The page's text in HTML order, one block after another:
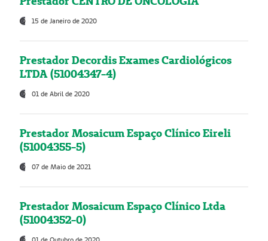
15 de Janeiro de 2020
Prestador Decordis Exames Cardiológicos
LTDA (51004347-4)
01 de Abril de 2020
Prestador Mosaicum Espaço Clínico Eireli
(51004355-5)
07 de Maio de 2021
Prestador Mosaicum Espaço Clínico Ltda
(51004352-0)